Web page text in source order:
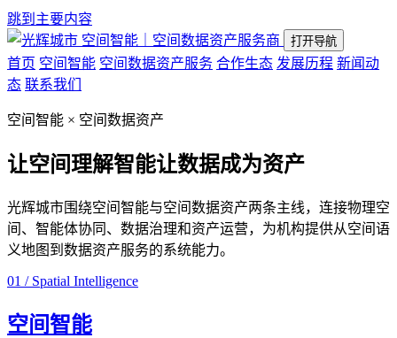
跳到主要内容
空间智能｜空间数据资产服务商
打开导航
首页 空间智能 空间数据资产服务 合作生态 发展历程 新闻动
态 联系我们
空间智能 × 空间数据资产
让空间理解智能让数据成为资产
光辉城市围绕空间智能与空间数据资产两条主线，连接物理空
间、智能体协同、数据治理和资产运营，为机构提供从空间语
义地图到数据资产服务的系统能力。
01 / Spatial Intelligence
空间智能